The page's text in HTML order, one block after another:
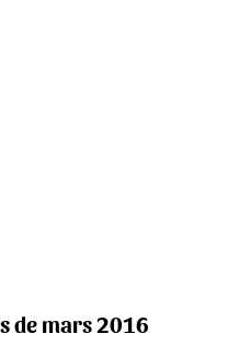
de mars 2016